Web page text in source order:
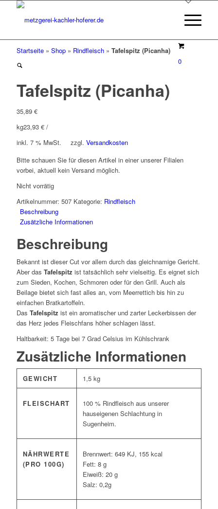
0
Startseite» Shop» Rindfleisch» Tafelspitz (Picanha)
Tafelspitz (Picanha)
35,89 €
23,93 €/
kg
inkl. 7 % MwSt.
zzgl. Versandkosten
Bitte schauen Sie für diesen Artikel in einer unserer Filialen
vorbei, aktuell kein Versand möglich.
Nicht vorrätig
Artikelnummer: 507 Kategorie: Rindfleisch
Beschreibung
Zusätzliche Informationen
Beschreibung
Bekannt ist dieser Cut vor allem durch das gleichnamige Gericht.
Aber das Tafelspitz ist tatsächlich sehr vielseitig. Es eignet sich
zum Sieden, Kochen, Schmoren oder für den Grill. Auch als
Beilage bietet sich fast alles an, vom Meerrettich bis hin zu
einfachen Bratkartoffeln.
Das Tafelspitz ist ein aromatischer und zarter Leckerbissen der
das Herz jedes Fleischfans höher schlagen lässt.
Haltbarkeit: 5 Tage bei 7 Grad Celsius im Kühlschrank
Zusätzliche Informationen
GEWICHT 1,5 kg
FLEISCHART
100 % Rindfleisch aus unserer
hauseigenen Schlachtung in
Sugenheim.
NÄHRWERTE
(PRO 100G)
Brennwert: 649 KJ, 155 kcal
Fett: 8 g
Eiweiß: 20 g
Salz: 0,2g